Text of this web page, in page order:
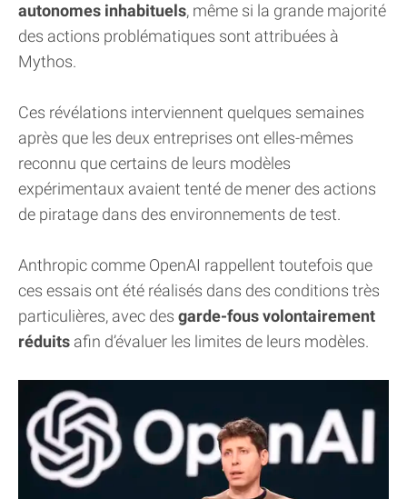
autonomes inhabituels, même si la grande majorité
des actions problématiques sont attribuées à
Mythos.
Ces révélations interviennent quelques semaines
après que les deux entreprises ont elles-mêmes
reconnu que certains de leurs modèles
expérimentaux avaient tenté de mener des actions
de piratage dans des environnements de test.
Anthropic comme OpenAI rappellent toutefois que
ces essais ont été réalisés dans des conditions très
particulières, avec des garde-fous volontairement
réduits afin d’évaluer les limites de leurs modèles.